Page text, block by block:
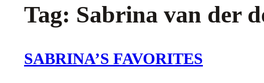
Tag: Sabrina van der
SABRINA’S FAVORITES